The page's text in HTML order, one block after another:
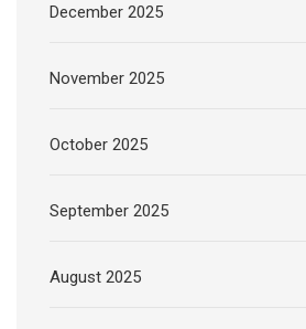
December 2025
November 2025
October 2025
September 2025
August 2025